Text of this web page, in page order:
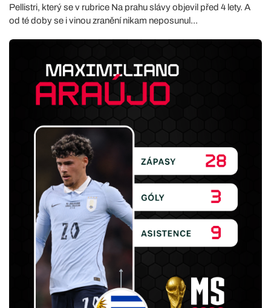
Pellistri, který se v rubrice Na prahu slávy objevil před 4 lety. A
od té doby se i vinou zranění nikam neposunul...